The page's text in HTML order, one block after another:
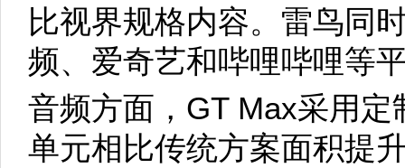
比视界规格内容。雷鸟同
频、爱奇艺和哔哩哔哩等
音频方面，GT Max采用
单元相比传统方案面积提